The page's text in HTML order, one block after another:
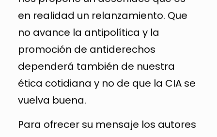
en realidad un relanzamiento. Que
no avance la antipolítica y la
promoción de antiderechos
dependerá también de nuestra
ética cotidiana y no de que la CIA se
vuelva buena.
Para ofrecer su mensaje los autores